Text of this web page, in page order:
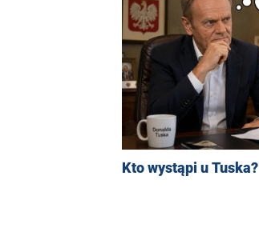
Kto wystąpi u Tuska?